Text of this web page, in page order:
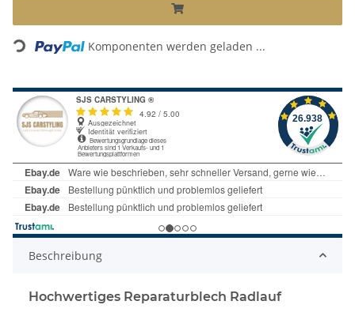
Loading... Komponenten werden geladen ...
Beschreibung
Hochwertiges Reparaturblech Radlauf